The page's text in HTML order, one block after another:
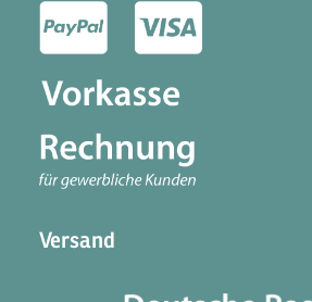
Versand